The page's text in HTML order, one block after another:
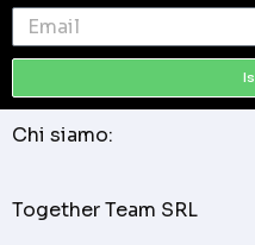
Chi siamo:
Together Team SRL